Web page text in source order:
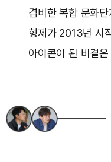
겸비한 복합 문화
형제가 2013년 시
아이콘이 된 비결